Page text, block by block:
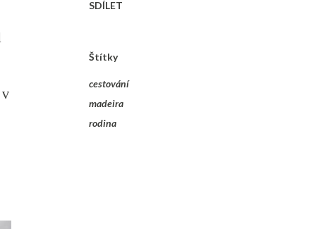
SDÍLET
Štítky
cestování
madeira
rodina